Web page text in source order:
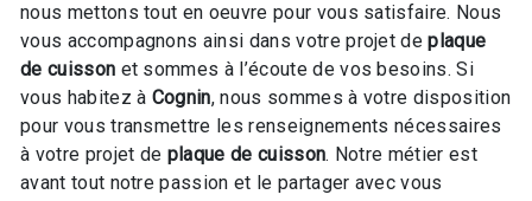
nous mettons tout en oeuvre pour vous satisfaire. Nous
vous accompagnons ainsi dans votre projet deplaque
de cuisson et sommes à l’écoute de vos besoins. Si
vous habitez à Cognin, nous sommes à votre disposition
pour vous transmettre les renseignements nécessaires
à votre projet de plaque de cuisson. Notre métier est
avant tout notre passion et le partager avec vous